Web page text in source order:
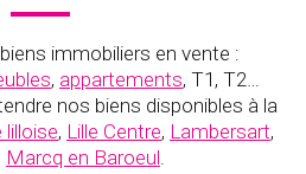
immobiliers en vente :
, appartements, T1, T2…
nos biens disponibles à la
, Lille Centre, Lambersart,
Marcq en Baroeul.